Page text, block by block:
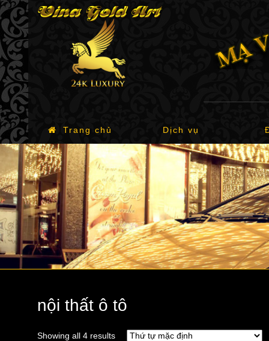
Trang chủ Dịch vụ
nội thất ô tô
Showing all 4 results